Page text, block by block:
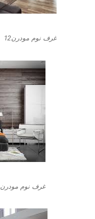
غرف نوم مودرن12
غرف نوم مودرن11